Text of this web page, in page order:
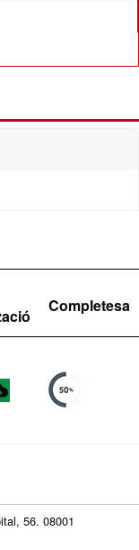
Completesa
56. 08001